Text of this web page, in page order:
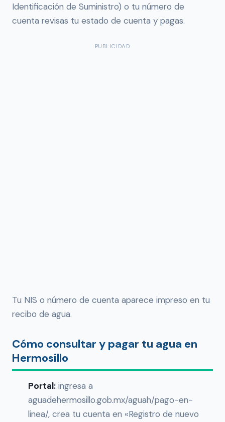
Identificación de Suministro) o tu número de
cuenta revisas tu estado de cuenta y pagas.
PUBLICIDAD
Tu NIS o número de cuenta aparece impreso en tu
recibo de agua.
Cómo consultar y pagar tu agua en
Hermosillo
Portal: ingresa a
aguadehermosillo.gob.mx/aguah/pago-en-
linea/, crea tu cuenta en «Registro de nuevo